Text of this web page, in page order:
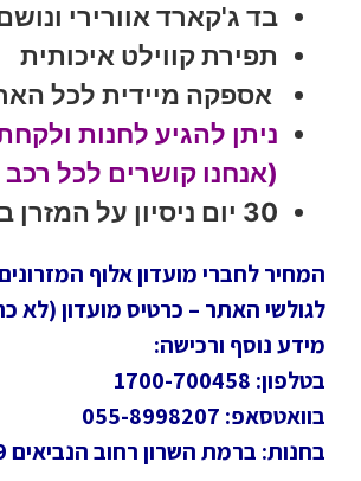
בד ג'קארד אוורירי
תפירת קווילט איכותית
אספקה מיידית לכל
ניתן להגיע לחנות
(אנחנו קושרים לכל רכב
30 יום ניסיון על המזרן בביתכם
המחיר לחברי מועדון אלוף
לגולשי האתר – כרטיס מועדון (לא
מידע נוסף ורכישה:
בטלפון: 1700-700458
בוואטסאפ: 055-8998207
בחנות: ברמת השרון רחוב הנביאים 39